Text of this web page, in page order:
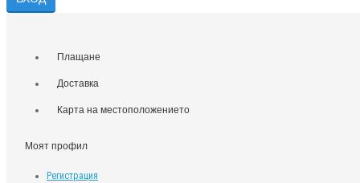
Плащане
Доставка
Карта на местоположението
Моят профил
Регистрация